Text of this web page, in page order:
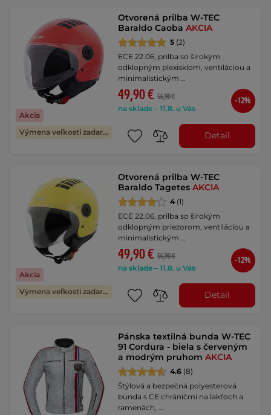
Akcia
Výmena veľkosti zadarmo
Otvorená prilba W-TEC
Baraldo CaobaAKCIA
5 (2)
ECE 22.06, prilba so širokým
odklopným plexisklom, ventiláciou a
minimalistickým …
49,90 € 56,90 €
na sklade – 11.8. u Vás
-12%
Detail
Akcia
Výmena veľkosti zadarmo
Otvorená prilba W-TEC
Baraldo TagetesAKCIA
4 (1)
ECE 22.06, prilba so širokým
odklopným priezorom, ventiláciou a
minimalistickým …
49,90 € 56,90 €
na sklade – 11.8. u Vás
-12%
Detail
Pánska textilná bunda W-TEC
91 Cordura - biela s červeným
a modrým pruhomAKCIA
4.6 (8)
Štýlová a bezpečná polyesterová
bunda s CE chráničmi na lakťoch a
ramenách, …